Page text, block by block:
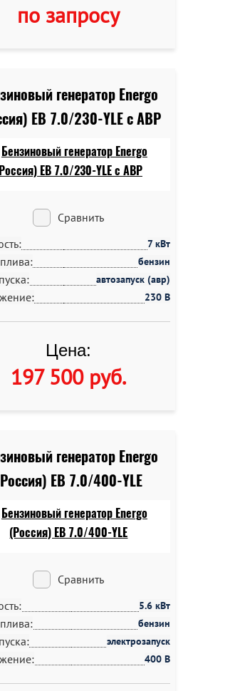
по запросу
генератор Energo
EB 7.0/230-YLE c АВР
Сравнить
7 кВт
бензин
автозапуск (авр)
230 В
Цена:
197 500 руб.
генератор Energo
EB 7.0/400-YLE
Сравнить
5.6 кВт
бензин
электрозапуск
400 В